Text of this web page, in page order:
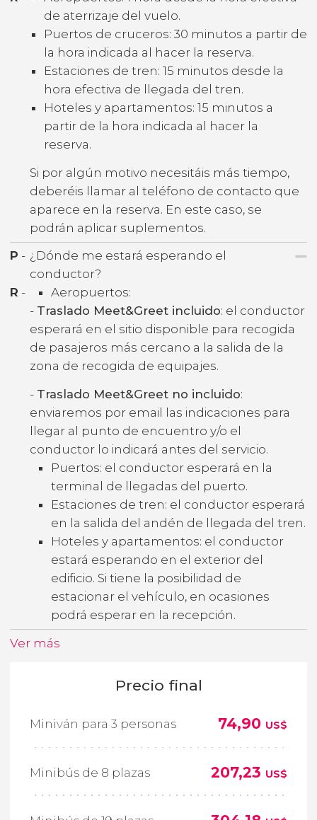
de aterrizaje del vuelo.
Puertos de cruceros: 30 minutos a partir de
la hora indicada al hacer la reserva.
Estaciones de tren: 15 minutos desde la
hora efectiva de llegada del tren.
Hoteles y apartamentos: 15 minutos a
partir de la hora indicada al hacer la
reserva.
Si por algún motivo necesitáis más tiempo,
deberéis llamar al teléfono de contacto que
aparece en la reserva. En este caso, se
podrán aplicar suplementos.
P - ¿Dónde me estará esperando el
conductor?
R -
Aeropuertos:
- Traslado Meet&Greet incluido: el conductor
esperará en el sitio disponible para recogida
de pasajeros más cercano a la salida de la
zona de recogida de equipajes.
- Traslado Meet&Greet no incluido:
enviaremos por email las indicaciones para
llegar al punto de encuentro y/o el
conductor lo indicará antes del servicio.
Puertos: el conductor esperará en la
terminal de llegadas del puerto.
Estaciones de tren: el conductor esperará
en la salida del andén de llegada del tren.
Hoteles y apartamentos: el conductor
estará esperando en el exterior del
edificio. Si tiene la posibilidad de
estacionar el vehículo, en ocasiones
podrá esperar en la recepción.
Ver más
Precio final
Miniván para 3 personas 74,90 US$
Minibús de 8 plazas 207,23 US$